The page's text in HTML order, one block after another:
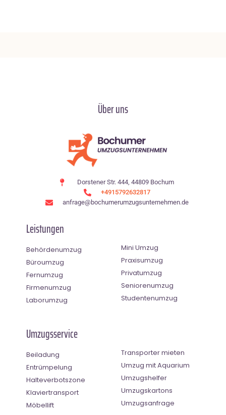
Über uns
Dorstener Str. 444, 44809 Bochum
+4915792632817
anfrage@bochumerumzugsunternehmen.de
Leistungen
Behördenumzug
Büroumzug
Fernumzug
Firmenumzug
Laborumzug
Mini Umzug
Praxisumzug
Privatumzug
Seniorenumzug
Studentenumzug
Umzugsservice
Beiladung
Entrümpelung
Halteverbotszone
Klaviertransport
Möbellift
Transporter mieten
Umzug mit Aquarium
Umzugshelfer
Umzugskartons
Umzugsanfrage